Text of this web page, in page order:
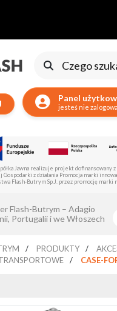
Panel
jesteś nie
Jawna realizuje projekt dofinansowany
Gospodarki z działania Promocja marki
Flash-Butrym Sp.J. przez promocję marki
Flash-Butrym – Adagio
Portugalii i we Włoszech
PRODUKTY
CASE-